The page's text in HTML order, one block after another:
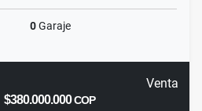
0Garaje
Venta
$380.000.000COP